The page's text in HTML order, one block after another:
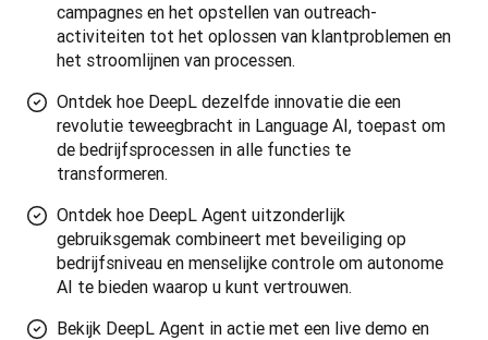
campagnes en het opstellen van outreach-
activiteiten tot het oplossen van klantproblemen en
het stroomlijnen van processen.
Ontdek hoe DeepL dezelfde innovatie die een
revolutie teweegbracht in Language AI, toepast om
de bedrijfsprocessen in alle functies te
transformeren.
Ontdek hoe DeepL Agent uitzonderlijk
gebruiksgemak combineert met beveiliging op
bedrijfsniveau en menselijke controle om autonome
AI te bieden waarop u kunt vertrouwen.
Bekijk DeepL Agent in actie met een live demo en